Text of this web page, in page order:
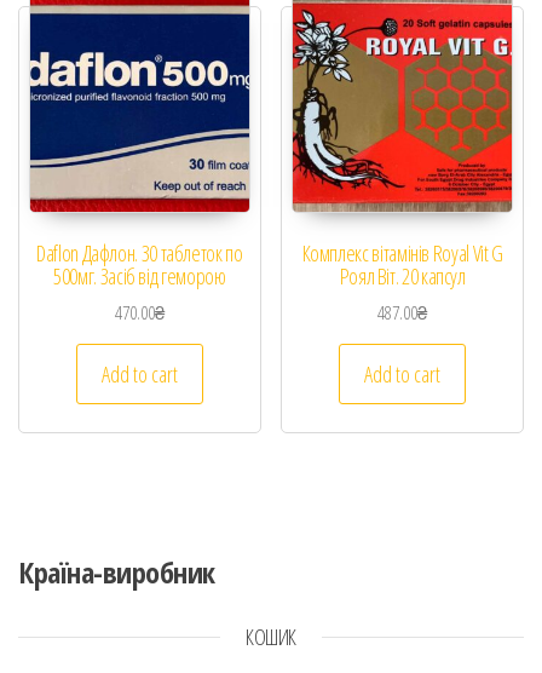
Daflon Дафлон. 30 таблеток по
500мг. Засіб від геморою
470.00₴
Add to cart
Комплекс вітамінів Royal Vit G
Роял Віт. 20 капсул
487.00₴
Add to cart
Країна-виробник
КОШИК